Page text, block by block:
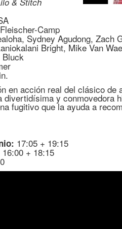
Camp
Sydney Agudong, Zach
Bright, Mike Van
Bluck
en acción real del clásico de
divertidísima y conmovedora
fugitivo que la ayuda a
17:05 + 19:15
16:00 + 18:15